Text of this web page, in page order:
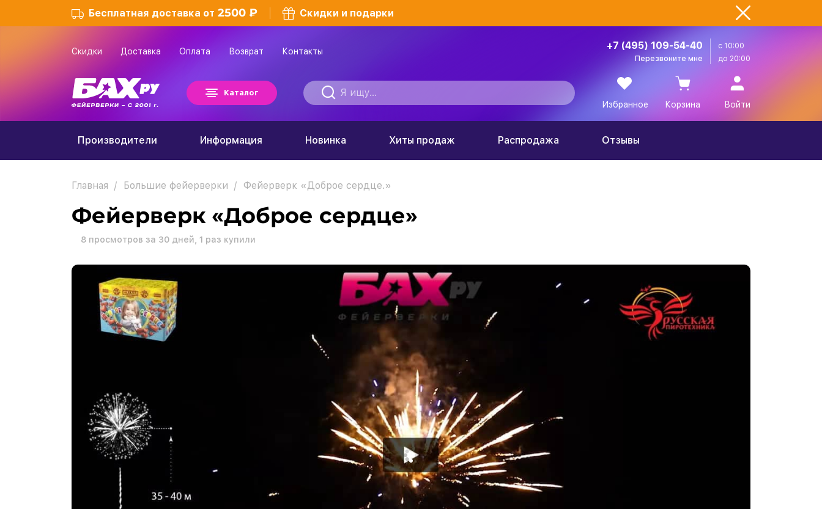
Бесплатная доставка от 2500 ₽ Скидки и подарки
Скидки Доставка Оплата Возврат Контакты +7 (495) 109-54-40
Перезвоните мне
с 10:00
до 20:00
Каталог
Избранное Корзина Войти
Производители Информация Новинка Хиты продаж Распродажа Отзывы
Главная Большие фейерверки Фейерверк «Доброе сердце.»
Фейерверк «Доброе сердце»
8 просмотров за 30 дней, 1 раз купили